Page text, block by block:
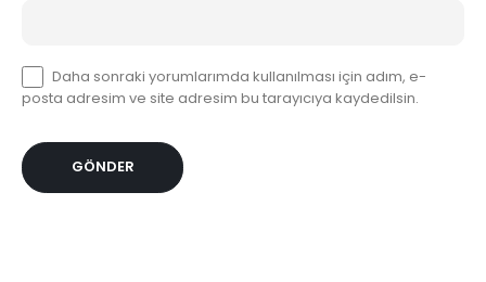
Daha sonraki yorumlarımda kullanılması için adım, e-
posta adresim ve site adresim bu tarayıcıya kaydedilsin.